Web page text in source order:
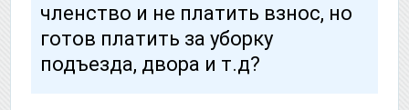
членство и не платить взнос, но
готов платить за уборку
подъезда, двора и т.д?